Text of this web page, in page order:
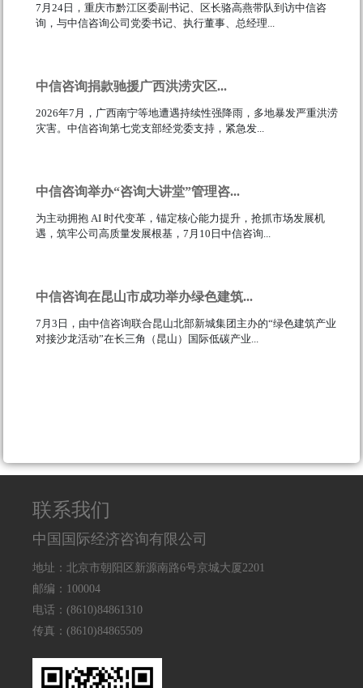
7月24日，重庆市黔江区委副书记、区长骆高燕带队到访中信咨
询，与中信咨询公司党委书记、执行董事、总经理...
中信咨询捐款驰援广西洪涝灾区...
2026年7月，广西南宁等地遭遇持续性强降雨，多地暴发严重洪涝
灾害。中信咨询第七党支部经党委支持，紧急发...
中信咨询举办“咨询大讲堂”管理咨...
为主动拥抱 AI 时代变革，锚定核心能力提升，抢抓市场发展机
遇，筑牢公司高质量发展根基，7月10日中信咨询...
中信咨询在昆山市成功举办绿色建筑...
7月3日，由中信咨询联合昆山北部新城集团主办的“绿色建筑产业
对接沙龙活动”在长三角（昆山）国际低碳产业...
联系我们
中国国际经济咨询有限公司
地址：北京市朝阳区新源南路6号京城大厦2201
邮编：100004
电话：(8610)84861310
传真：(8610)84865509